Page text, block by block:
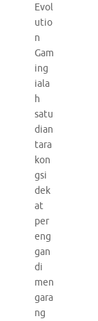
Evol
utio
n
Gam
ing
iala
h
satu
dian
tara
kon
gsi
dek
at
per
eng
gan
di
men
gara
ng